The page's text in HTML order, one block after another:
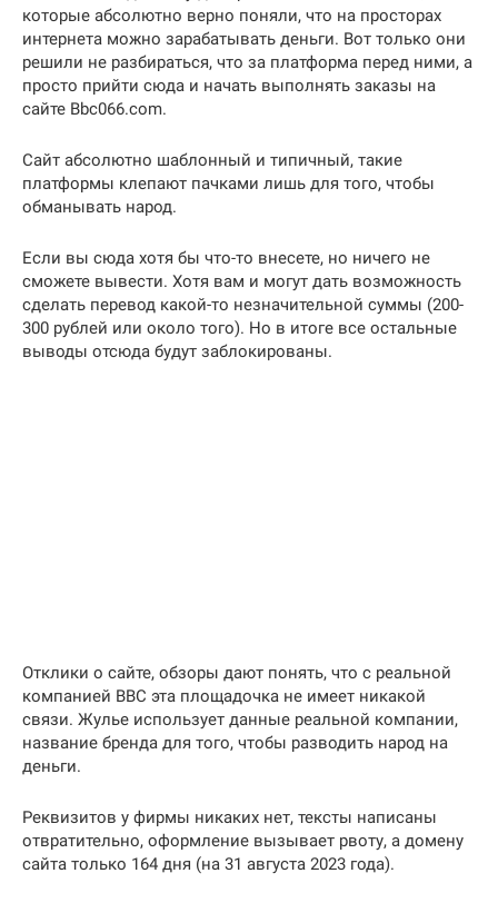
которые абсолютно верно поняли, что на просторах
интернета можно зарабатывать деньги. Вот только они
решили не разбираться, что за платформа перед ними, а
просто прийти сюда и начать выполнять заказы на
сайте Bbc066.com.
Сайт абсолютно шаблонный и типичный, такие
платформы клепают пачками лишь для того, чтобы
обманывать народ.
Если вы сюда хотя бы что-то внесете, но ничего не
сможете вывести. Хотя вам и могут дать возможность
сделать перевод какой-то незначительной суммы (200-
300 рублей или около того). Но в итоге все остальные
выводы отсюда будут заблокированы.
Отклики о сайте, обзоры дают понять, что с реальной
компанией BBC эта площадочка не имеет никакой
связи. Жулье использует данные реальной компании,
название бренда для того, чтобы разводить народ на
деньги.
Реквизитов у фирмы никаких нет, тексты написаны
отвратительно, оформление вызывает рвоту, а домену
сайта только 164 дня (на 31 августа 2023 года).